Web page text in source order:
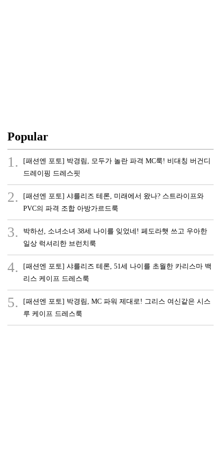
Popular
1.
[패션엔 포토] 박경림, 모두가 놀란 파격 MC룩! 비대칭 버건디
드레이핑 드레스핏
2.
[패션엔 포토] 샤를리즈 테론, 미래에서 왔나? 스트라이프와
PVC의 파격 조합 아방가르드룩
3.
박하선, 소녀소녀 38세 나이를 잊었네! 페도라햇 쓰고 우아한
일상 럭셔리한 브런치룩
4.
[패션엔 포토] 샤를리즈 테론, 51세 나이를 초월한 카리스마 백
리스 케이프 드레스룩
5.
[패션엔 포토] 박경림, MC 파워 제대로! 그리스 여신같은 시스
루 케이프 드레스룩